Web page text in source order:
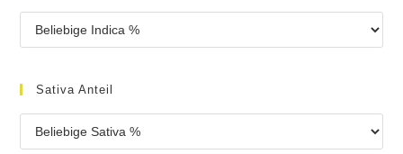
Sativa Anteil